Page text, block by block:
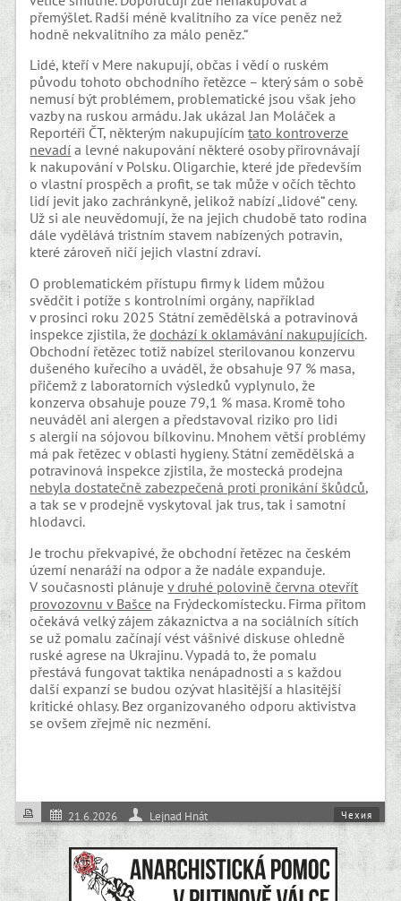
přemýšlet. Radši méně kvalitního za více peněz než
hodně nekvalitního za málo peněz.“
Lidé, kteří v Mere nakupují, občas i vědí o ruském
původu tohoto obchodního řetězce – který sám o sobě
nemusí být problémem, problematické jsou však jeho
vazby na ruskou armádu. Jak ukázal Jan Moláček a
Reportéři ČT, některým nakupujícímtato kontroverze
nevadí a levné nakupování některé osoby přirovnávají
k nakupování v Polsku. Oligarchie, které jde především
o vlastní prospěch a profit, se tak může v očích těchto
lidí jevit jako zachránkyně, jelikož nabízí „lidové“ ceny.
Už si ale neuvědomují, že na jejich chudobě tato rodina
dále vydělává tristním stavem nabízených potravin,
které zároveň ničí jejich vlastní zdraví.
O problematickém přístupu firmy k lidem můžou
svědčit i potíže s kontrolními orgány, například
v prosinci roku 2025 Státní zemědělská a potravinová
inspekce zjistila, žedochází k oklamávání nakupujících.
Obchodní řetězec totiž nabízel sterilovanou konzervu
dušeného kuřecího a uváděl, že obsahuje 97 % masa,
přičemž z laboratorních výsledků vyplynulo, že
konzerva obsahuje pouze 79,1 % masa. Kromě toho
neuváděl ani alergen a představoval riziko pro lidi
s alergií na sójovou bílkovinu. Mnohem větší problémy
má pak řetězec v oblasti hygieny. Státní zemědělská a
potravinová inspekce zjistila, že mostecká prodejna
nebyla dostatečně zabezpečená proti pronikání škůdců,
a tak se v prodejně vyskytoval jak trus, tak i samotní
hlodavci.
Je trochu překvapivé, že obchodní řetězec na českém
území nenaráží na odpor a že nadále expanduje.
V současnosti plánujev druhé polovině června otevřít
provozovnu v Bašce na Frýdeckomístecku. Firma přitom
očekává velký zájem zákaznictva a na sociálních sítích
se už pomalu začínají vést vášnivé diskuse ohledně
ruské agrese na Ukrajinu. Vypadá to, že pomalu
přestává fungovat taktika nenápadnosti a s každou
další expanzí se budou ozývat hlasitější a hlasitější
kritické ohlasy. Bez organizovaného odporu aktivistva
se ovšem zřejmě nic nezmění.
21.6.2026 Lejnad Hnát Чехия